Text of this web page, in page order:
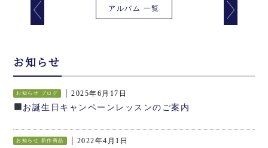
アルバム 一覧
お知らせ
お知らせ ブログ 2025年6月17日
お誕生日キャンペーンレッスンのご案内
お知らせ 新作商品 2022年4月1日